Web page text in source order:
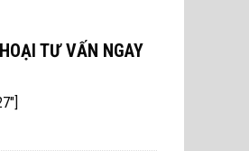
TƯ VẤN NGAY